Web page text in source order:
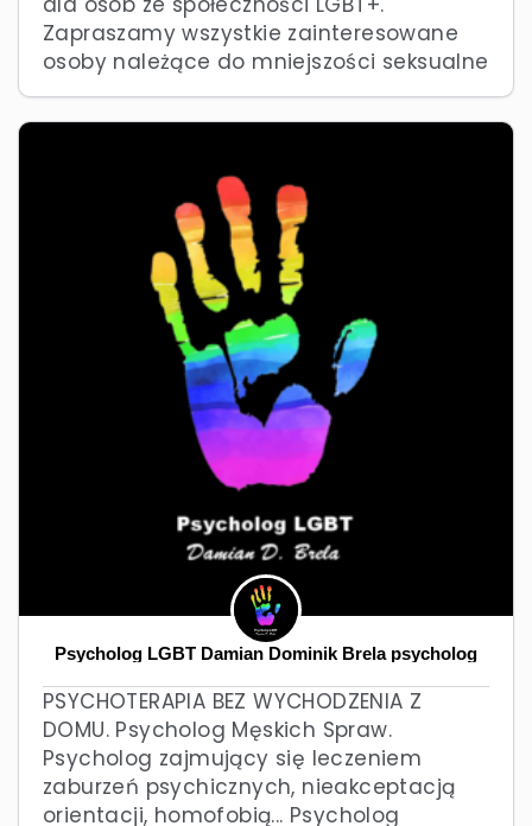
Zapraszamy wszystkie zainteresowane
osoby należące do mniejszości seksualne
Psycholog LGBT Damian Dominik Brela psycholog
PSYCHOTERAPIA BEZ WYCHODZENIA Z
DOMU. Psycholog Męskich Spraw.
Psycholog zajmujący się leczeniem
zaburzeń psychicznych, nieakceptacją
orientacji, homofobią... Psycholog